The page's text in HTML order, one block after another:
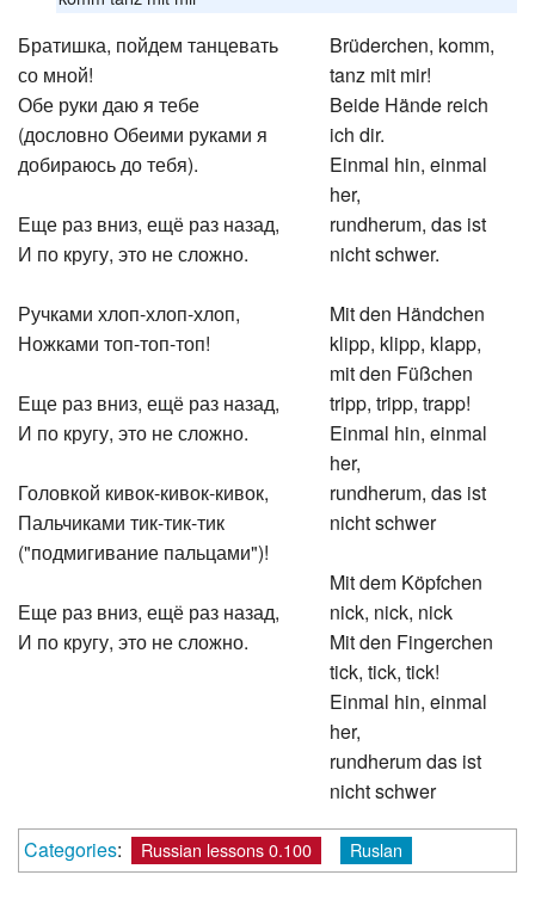
Братишка, пойдем танцевать
со мной!
Обе руки даю я тебе
(дословно Обеими руками я
добираюсь до тебя).
Еще раз вниз, ещё раз назад,
И по кругу, это не сложно.
Ручками хлоп-хлоп-хлоп,
Ножками топ-топ-топ!
Еще раз вниз, ещё раз назад,
И по кругу, это не сложно.
Головкой кивок-кивок-кивок,
Пальчиками тик-тик-тик
("подмигивание пальцами")!
Еще раз вниз, ещё раз назад,
И по кругу, это не сложно.
Brüderchen, komm,
tanz mit mir!
Beide Hände reich
ich dir.
Einmal hin, einmal
her,
rundherum, das ist
nicht schwer.
Mit den Händchen
klipp, klipp, klapp,
mit den Füßchen
tripp, tripp, trapp!
Einmal hin, einmal
her,
rundherum, das ist
nicht schwer
Mit dem Köpfchen
nick, nick, nick
Mit den Fingerchen
tick, tick, tick!
Einmal hin, einmal
her,
rundherum das ist
nicht schwer
Categories: Russian lessons 0.100 Ruslan